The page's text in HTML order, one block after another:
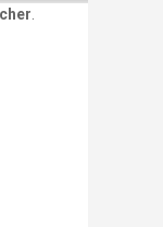
.